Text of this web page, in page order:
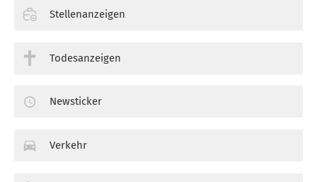
Stellenanzeigen
Todesanzeigen
Newsticker
Verkehr